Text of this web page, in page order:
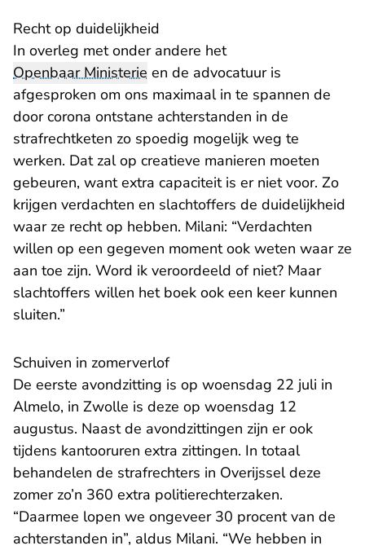
Recht op duidelijkheid
In overleg met onder andere het
Openbaar Ministerie en de advocatuur is
afgesproken om ons maximaal in te spannen de
door corona ontstane achterstanden in de
strafrechtketen zo spoedig mogelijk weg te
werken. Dat zal op creatieve manieren moeten
gebeuren, want extra capaciteit is er niet voor. Zo
krijgen verdachten en slachtoffers de duidelijkheid
waar ze recht op hebben. Milani: “Verdachten
willen op een gegeven moment ook weten waar ze
aan toe zijn. Word ik veroordeeld of niet? Maar
slachtoffers willen het boek ook een keer kunnen
sluiten.”
Schuiven in zomerverlof
De eerste avondzitting is op woensdag 22 juli in
Almelo, in Zwolle is deze op woensdag 12
augustus. Naast de avondzittingen zijn er ook
tijdens kantooruren extra zittingen. In totaal
behandelen de strafrechters in Overijssel deze
zomer zo’n 360 extra politierechterzaken.
“Daarmee lopen we ongeveer 30 procent van de
achterstanden in”, aldus Milani. “We hebben in